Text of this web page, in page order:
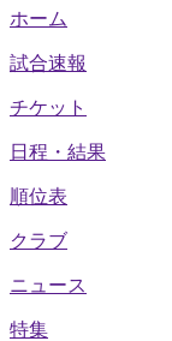
ホーム
試合速報
チケット
日程・結果
順位表
クラブ
ニュース
特集